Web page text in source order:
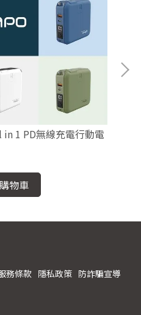
in 1 PD無線充電行動電
物車
務條款 隱私政策 防詐騙宣導